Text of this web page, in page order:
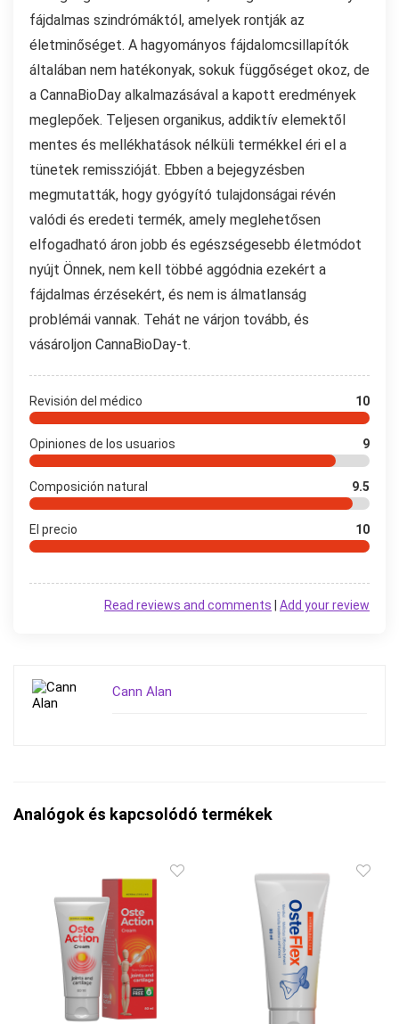
fájdalmas szindrómáktól, amelyek rontják az
életminőséget. A hagyományos fájdalomcsillapítók
általában nem hatékonyak, sokuk függőséget okoz, de
a CannaBioDay alkalmazásával a kapott eredmények
meglepőek. Teljesen organikus, addiktív elemektől
mentes és mellékhatások nélküli termékkel éri el a
tünetek remisszióját. Ebben a bejegyzésben
megmutatták, hogy gyógyító tulajdonságai révén
valódi és eredeti termék, amely meglehetősen
elfogadható áron jobb és egészségesebb életmódot
nyújt Önnek, nem kell többé aggódnia ezekért a
fájdalmas érzésekért, és nem is álmatlanság
problémái vannak. Tehát ne várjon tovább, és
vásároljon CannaBioDay-t.
Revisión del médico 10
Opiniones de los usuarios 9
Composición natural 9.5
El precio 10
Add your review
Read reviews and comments
Cann Alan
Analógok és kapcsolódó termékek